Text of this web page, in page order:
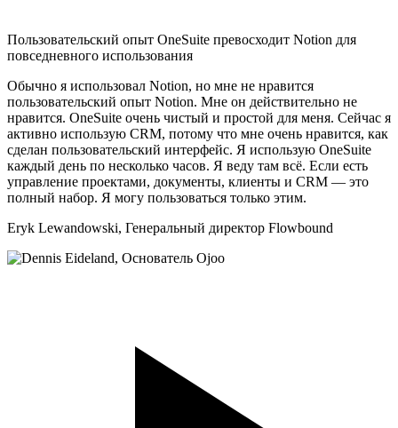
Пользовательский опыт OneSuite превосходит Notion для
повседневного использования
Обычно я использовал Notion, но мне не нравится
пользовательский опыт Notion. Мне он действительно не
нравится. OneSuite очень чистый и простой для меня. Сейчас я
активно использую CRM, потому что мне очень нравится, как
сделан пользовательский интерфейс. Я использую OneSuite
каждый день по несколько часов. Я веду там всё. Если есть
управление проектами, документы, клиенты и CRM — это
полный набор. Я могу пользоваться только этим.
Eryk Lewandowski, Генеральный директор Flowbound